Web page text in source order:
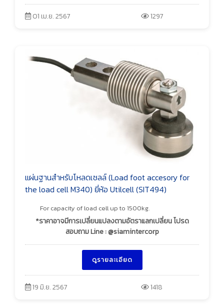
01 เม.ย. 2567 1297
แผ่นฐานสำหรับโหลดเซลล์ (Load foot accesory for
the load cell M340) ยี่ห้อ Utilcell (SIT494)
For capacity of load cell up to 1500kg.
*ราคาอาจมีการเปลี่ยนแปลงตามอัตราแลกเปลี่ยน โปรด
สอบถาม Line : @siamintercorp
ดูรายละเอียด
19 มิ.ย. 2567 1418